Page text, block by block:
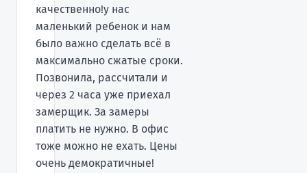
качественно!у нас
маленький ребенок и нам
было важно сделать всё в
максимально сжатые сроки.
Позвонила, рассчитали и
через 2 часа уже приехал
замерщик. За замеры
платить не нужно. В офис
тоже можно не ехать. Цены
очень демократичные!